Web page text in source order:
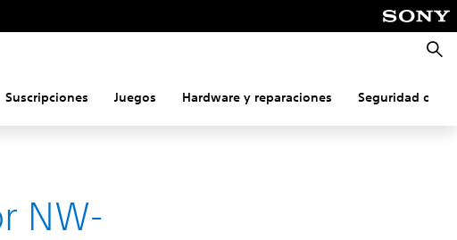
Suscripciones Juegos Hardware y reparaciones Seguridad
NW-